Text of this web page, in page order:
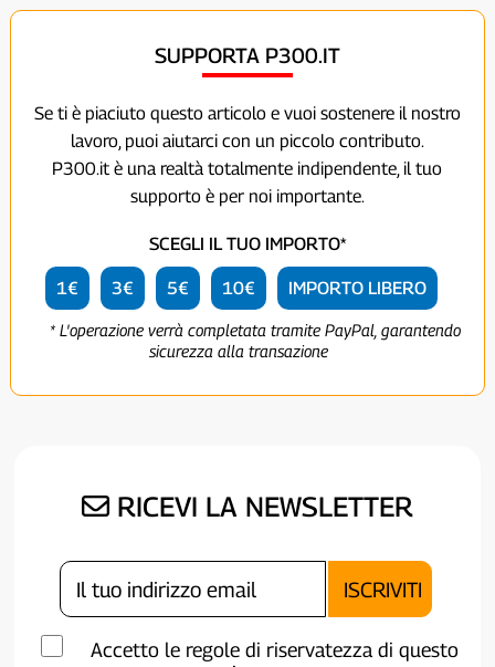
SUPPORTA P300.IT
Se ti è piaciuto questo articolo e vuoi sostenere il nostro
lavoro, puoi aiutarci con un piccolo contributo.
P300.it è una realtà totalmente indipendente, il tuo
supporto è per noi importante.
SCEGLI IL TUO IMPORTO*
1€ 3€ 5€ 10€ IMPORTO LIBERO
* L'operazione verrà completata tramite PayPal, garantendo
sicurezza alla transazione
RICEVI LA NEWSLETTER
Accetto le regole di riservatezza di questo